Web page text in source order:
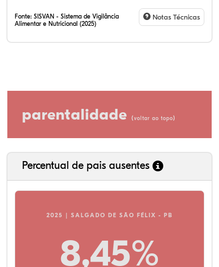
Fonte: SISVAN - Sistema de Vigilância
Alimentar e Nutricional (2025)
Notas Técnicas
parentalidade (voltar ao topo)
Percentual de pais ausentes
2025 | SALGADO DE SÃO FÉLIX - PB
8,45%